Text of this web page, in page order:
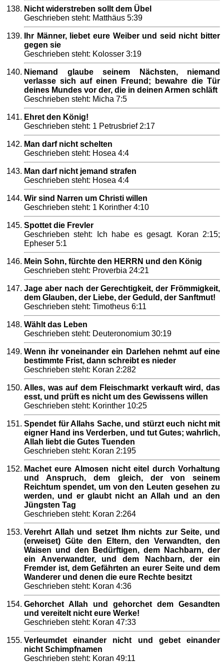
Nicht widerstreben sollt dem Übel
Geschrieben steht: Matthäus 5:39
Ihr Männer, liebet eure Weiber und seid nicht bitter
gegen sie
Geschrieben steht: Kolosser 3:19
Niemand glaube seinem Nächsten, niemand
verlasse sich auf einen Freund; bewahre die Tür
deines Mundes vor der, die in deinen Armen schläft
Geschrieben steht: Micha 7:5
Ehret den König!
Geschrieben steht: 1 Petrusbrief 2:17
Man darf nicht schelten
Geschrieben steht: Hosea 4:4
Man darf nicht jemand strafen
Geschrieben steht: Hosea 4:4
Wir sind Narren um Christi willen
Geschrieben steht: 1 Korinther 4:10
Spottet die Frevler
Geschrieben steht: Ich habe es gesagt. Koran 2:15;
Epheser 5:1
Mein Sohn, fürchte den HERRN und den König
Geschrieben steht: Proverbia 24:21
Jage aber nach der Gerechtigkeit, der Frömmigkeit,
dem Glauben, der Liebe, der Geduld, der Sanftmut!
Geschrieben steht: Timotheus 6:11
Wählt das Leben
Geschrieben steht: Deuteronomium 30:19
Wenn ihr voneinander ein Darlehen nehmt auf eine
bestimmte Frist, dann schreibt es nieder
Geschrieben steht: Koran 2:282
Alles, was auf dem Fleischmarkt verkauft wird, das
esst, und prüft es nicht um des Gewissens willen
Geschrieben steht: Korinther 10:25
Spendet für Allahs Sache, und stürzt euch nicht mit
eigner Hand ins Verderben, und tut Gutes; wahrlich,
Allah liebt die Gutes Tuenden
Geschrieben steht: Koran 2:195
Machet eure Almosen nicht eitel durch Vorhaltung
und Anspruch, dem gleich, der von seinem
Reichtum spendet, um von den Leuten gesehen zu
werden, und er glaubt nicht an Allah und an den
Jüngsten Tag
Geschrieben steht: Koran 2:264
Verehrt Allah und setzet Ihm nichts zur Seite, und
(erweiset) Güte den Eltern, den Verwandten, den
Waisen und den Bedürftigen, dem Nachbarn, der
ein Anverwandter, und dem Nachbarn, der ein
Fremder ist, dem Gefährten an eurer Seite und dem
Wanderer und denen die eure Rechte besitzt
Geschrieben steht: Koran 4:36
Gehorchet Allah und gehorchet dem Gesandten
und vereitelt nicht eure Werke!
Geschrieben steht: Koran 47:33
Verleumdet einander nicht und gebet einander
nicht Schimpfnamen
Geschrieben steht: Koran 49:11